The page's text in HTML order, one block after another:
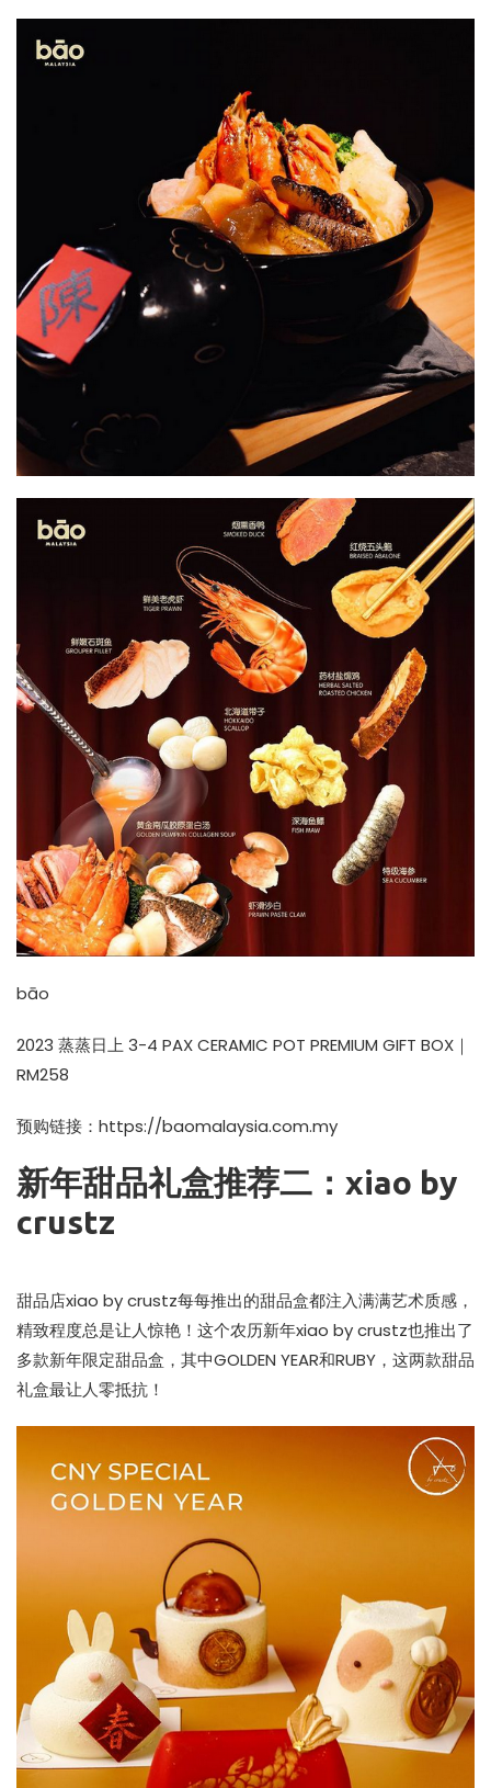
bāo
2023 蒸蒸日上 3-4 PAX CERAMIC POT PREMIUM GIFT BOX｜
RM258
预购链接： https://baomalaysia.com.my
新年甜品礼盒推荐二：xiao by
crustz
甜品店xiao by crustz每每推出的甜品盒都注入满满艺术质感，
精致程度总是让人惊艳！这个农历新年xiao by crustz也推出了
多款新年限定甜品盒，其中GOLDEN YEAR和RUBY，这两款甜品
礼盒最让人零抵抗！